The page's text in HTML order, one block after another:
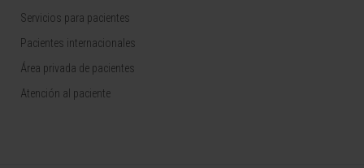
Servicios para pacientes
Pacientes internacionales
Área privada de pacientes
Atención al paciente